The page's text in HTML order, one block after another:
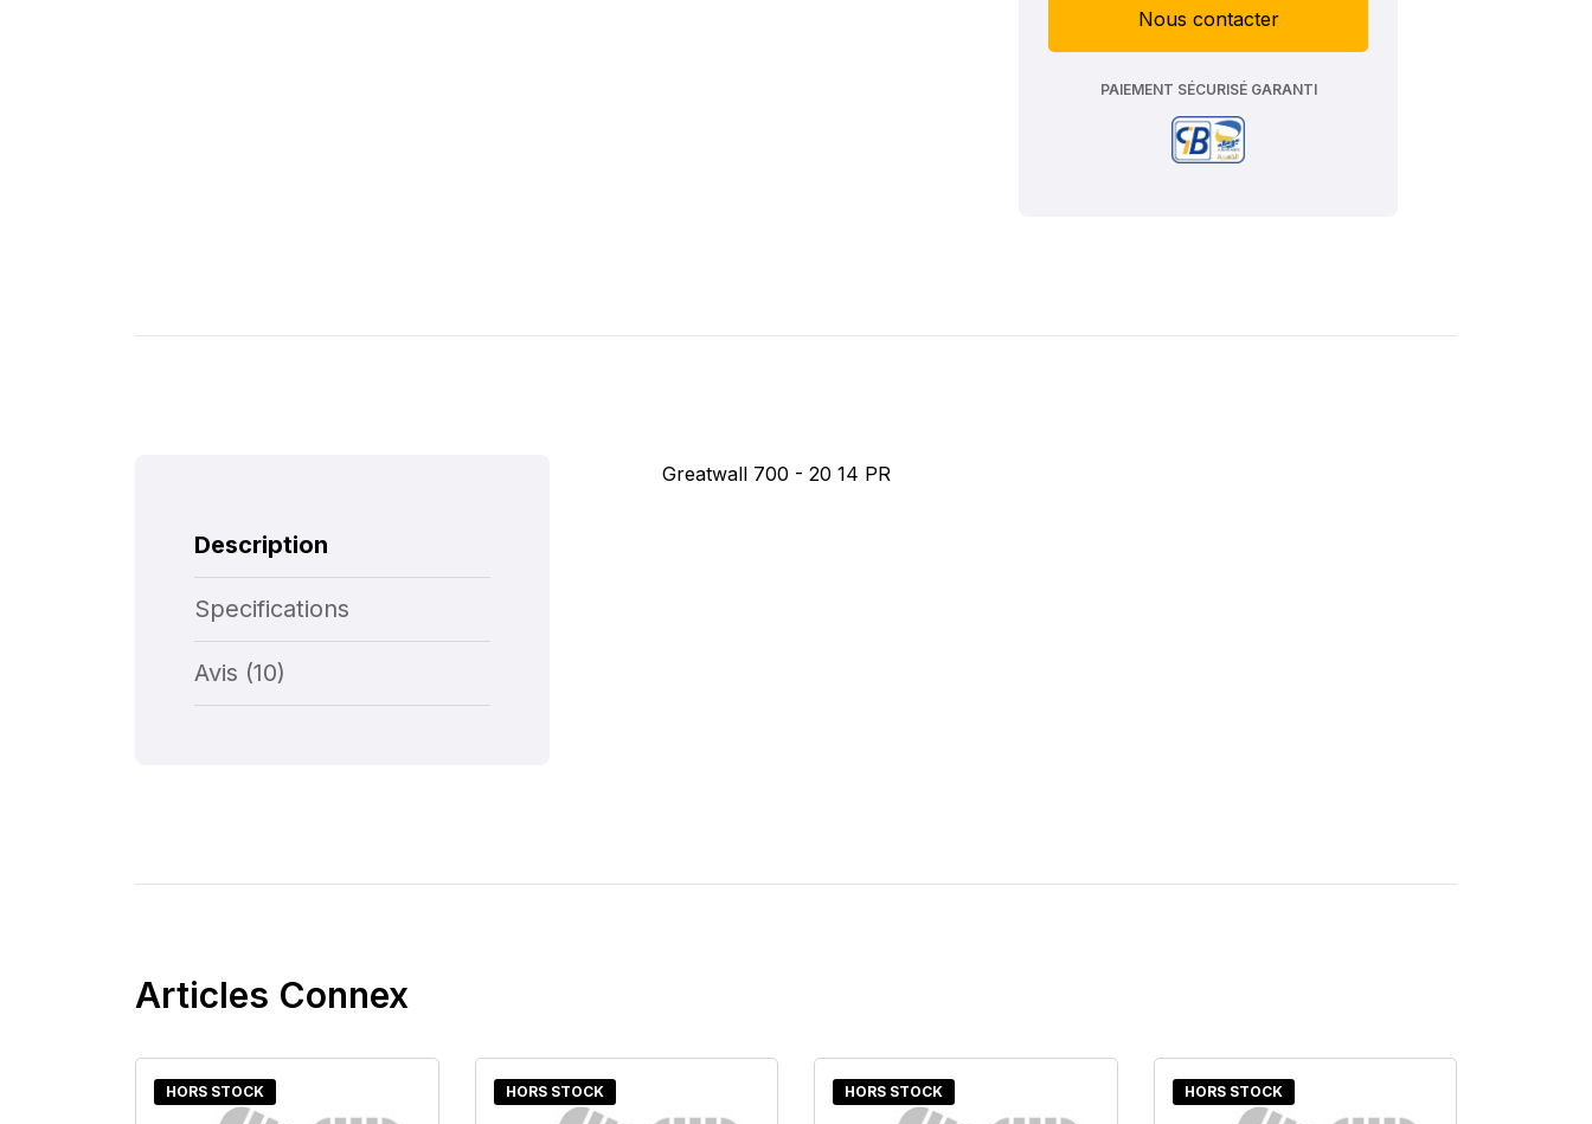
Nous contacter
PAIEMENT SÉCURISÉ GARANTI
Description
Specifications
Avis (10)
Greatwall 700 - 20 14 PR
Articles Connex
HORS STOCK HORS STOCK HORS STOCK HORS STOCK